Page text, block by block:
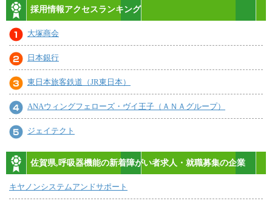
採用情報アクセスランキング
大塚商会
日本銀行
東日本旅客鉄道（JR東日本）
ANAウィングフェローズ・ヴイ王子（ＡＮＡグループ）
ジェイテクト
佐賀県,呼吸器機能の新着障がい者求人・就職募集の企業
キヤノンシステムアンドサポート